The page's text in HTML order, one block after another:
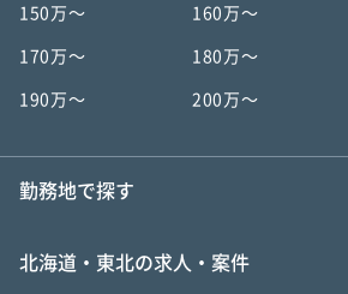
150万〜 160万〜
170万〜 180万〜
190万〜 200万〜
勤務地で探す
北海道・東北の求人・案件